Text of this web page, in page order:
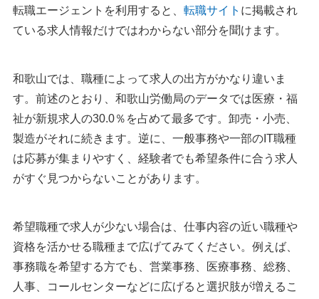
転職エージェントを利用すると、 転職サイト に掲載され
ている求人情報だけではわからない部分を聞けます。
和歌山では、職種によって求人の出方がかなり違いま
す。前述のとおり、和歌山労働局のデータでは医療・福
祉が新規求人の30.0％を占めて最多です。卸売・小売、
製造がそれに続きます。逆に、一般事務や一部のIT職種
は応募が集まりやすく、経験者でも希望条件に合う求人
がすぐ見つからないことがあります。
希望職種で求人が少ない場合は、仕事内容の近い職種や
資格を活かせる職種まで広げてみてください。例えば、
事務職を希望する方でも、営業事務、医療事務、総務、
人事、コールセンターなどに広げると選択肢が増えるこ